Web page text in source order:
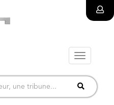
Toggle